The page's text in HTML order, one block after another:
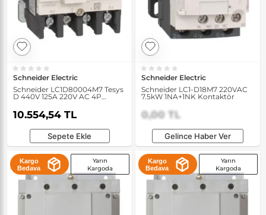
Schneider Electric
Schneider LC1D80004M7 Tesys
D 440V 125A 220V AC 4P
10.554,54 TL
Sepete Ekle
Schneider Electric
Schneider LC1-D18M7 220VAC
7.5kW 1NA+1NK Kontaktör
0,00 TL
Gelince Haber Ver
Kargo
Bedava
Yarın
Kargoda
Kargo
Bedava
Yarın
Kargoda